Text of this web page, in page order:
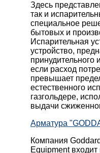
Здесь
так и
специальное
бытовых и
Испарительная
устройство,
если расход
превышает
естественного
газгольдере,
выдачи
Арматура
Компания
Equipment